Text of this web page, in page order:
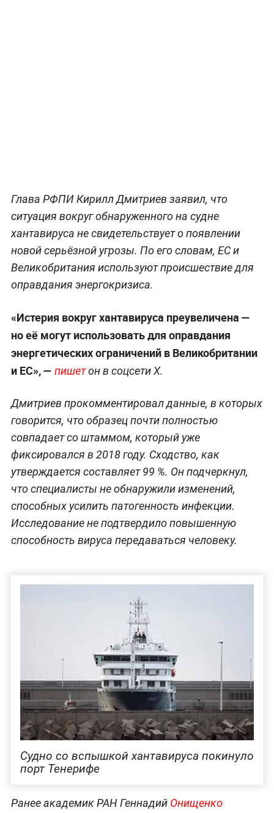
Глава РФПИ Кирилл Дмитриев заявил, что
ситуация вокруг обнаруженного на судне
хантавируса не свидетельствует о появлении
новой серьёзной угрозы. По его словам, ЕС и
Великобритания используют происшествие для
оправдания энергокризиса.
«Истерия вокруг хантавируса преувеличена —
но её могут использовать для оправдания
энергетических ограничений в Великобритании
и ЕС», — пишетон в соцсети X.
Дмитриев прокомментировал данные, в которых
говорится, что образец почти полностью
совпадает со штаммом, который уже
фиксировался в 2018 году. Сходство, как
утверждается составляет 99 %. Он подчеркнул,
что специалисты не обнаружили изменений,
способных усилить патогенность инфекции.
Исследование не подтвердило повышенную
способность вируса передаваться человеку.
Судно со вспышкой хантавируса покинуло
порт Тенерифе
Ранее академик РАН Геннадий Онищенко